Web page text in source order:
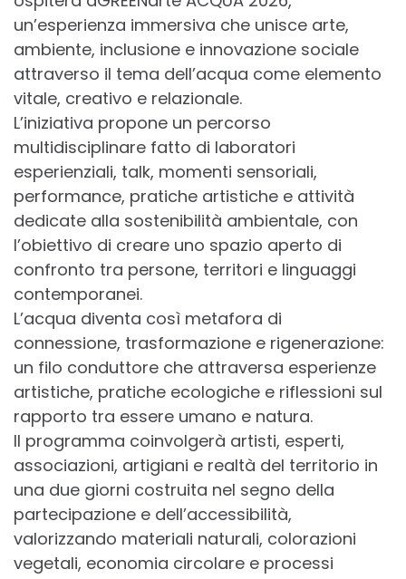
un’esperienza immersiva che unisce arte,
ambiente, inclusione e innovazione sociale
attraverso il tema dell’acqua come elemento
vitale, creativo e relazionale.
L’iniziativa propone un percorso
multidisciplinare fatto di laboratori
esperienziali, talk, momenti sensoriali,
performance, pratiche artistiche e attività
dedicate alla sostenibilità ambientale, con
l’obiettivo di creare uno spazio aperto di
confronto tra persone, territori e linguaggi
contemporanei.
L’acqua diventa così metafora di
connessione, trasformazione e rigenerazione:
un filo conduttore che attraversa esperienze
artistiche, pratiche ecologiche e riflessioni sul
rapporto tra essere umano e natura.
Il programma coinvolgerà artisti, esperti,
associazioni, artigiani e realtà del territorio in
una due giorni costruita nel segno della
partecipazione e dell’accessibilità,
valorizzando materiali naturali, colorazioni
vegetali, economia circolare e processi